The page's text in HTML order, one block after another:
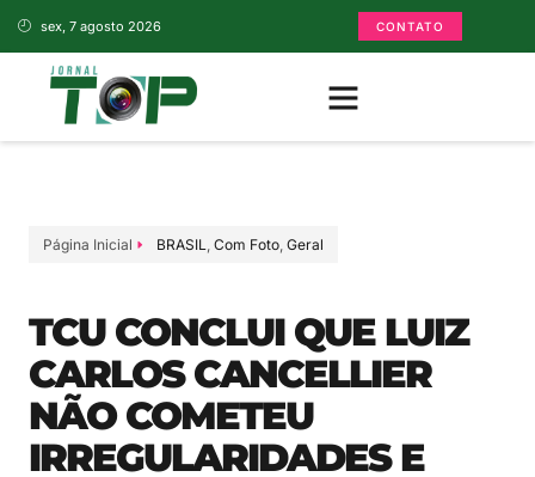
sex, 7 agosto 2026 CONTATO
Página Inicial BRASIL, Com Foto, Geral
TCU CONCLUI QUE LUIZ
CARLOS CANCELLIER
NÃO COMETEU
IRREGULARIDADES E